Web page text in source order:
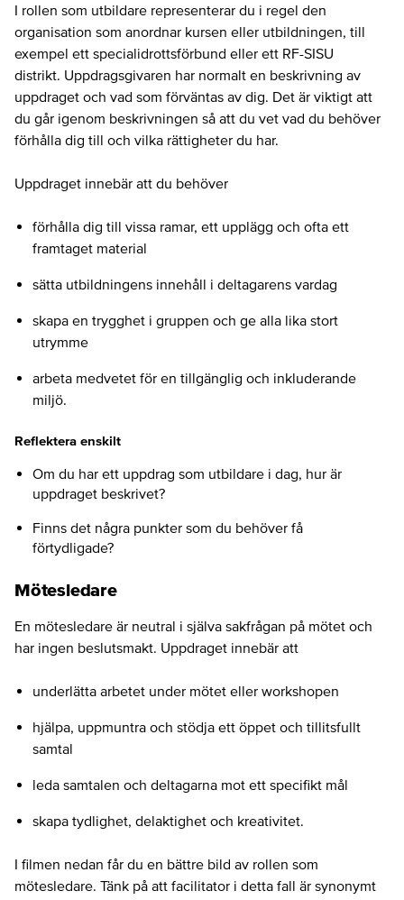
I rollen som utbildare representerar du i regel den
organisation som anordnar kursen eller utbildningen, till
exempel ett specialidrottsförbund eller ett RF-SISU
distrikt. Uppdragsgivaren har normalt en beskrivning av
uppdraget och vad som förväntas av dig. Det är viktigt att
du går igenom beskrivningen så att du vet vad du behöver
förhålla dig till och vilka rättigheter du har.
Uppdraget innebär att du behöver
förhålla dig till vissa ramar, ett upplägg och ofta ett
framtaget material
sätta utbildningens innehåll i deltagarens vardag
skapa en trygghet i gruppen och ge alla lika stort
utrymme
arbeta medvetet för en tillgänglig och inkluderande
miljö.
Reflektera enskilt
Om du har ett uppdrag som utbildare i dag, hur är
uppdraget beskrivet?
Finns det några punkter som du behöver få
förtydligade?
Mötesledare
En mötesledare är neutral i själva sakfrågan på mötet och
har ingen beslutsmakt. Uppdraget innebär att
underlätta arbetet under mötet eller workshopen
hjälpa, uppmuntra och stödja ett öppet och tillitsfullt
samtal
leda samtalen och deltagarna mot ett specifikt mål
skapa tydlighet, delaktighet och kreativitet.
I filmen nedan får du en bättre bild av rollen som
mötesledare. Tänk på att facilitator i detta fall är synonymt